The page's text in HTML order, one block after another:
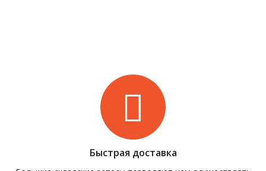
Быстрая доставка